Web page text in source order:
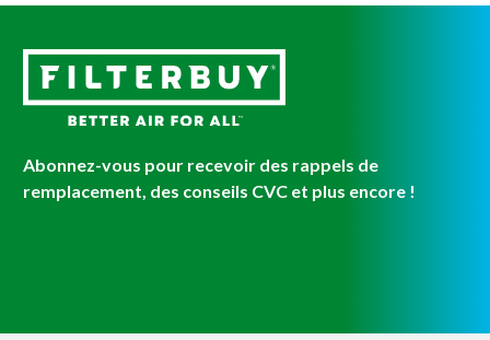
Abonnez-vous pour recevoir des rappels de
remplacement, des conseils CVC et plus encore !